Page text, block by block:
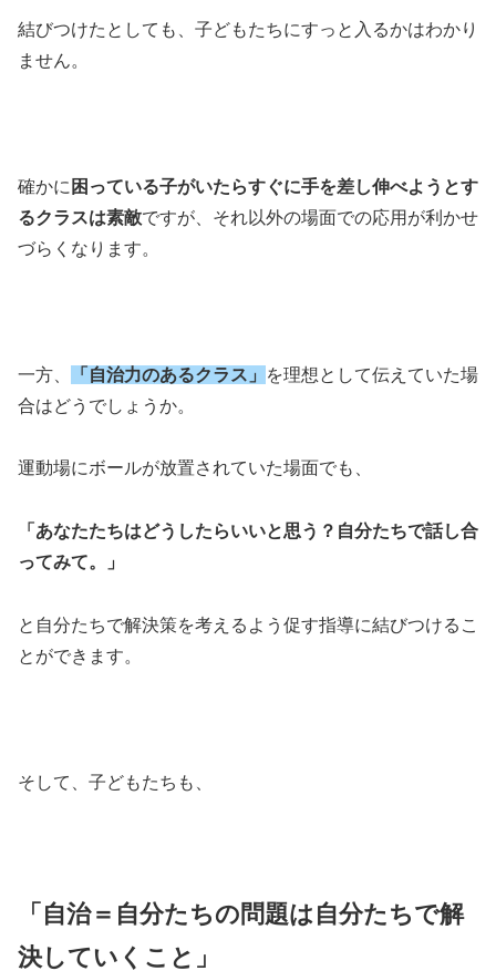
結びつけたとしても、子どもたちにすっと入るかはわかり
ません。
確かに 困っている子がいたらすぐに手を差し伸べようとす
るクラスは素敵ですが、それ以外の場面での応用が利かせ
づらくなります。
一方、 「自治力のあるクラス」
を理想として伝えていた場
合はどうでしょうか。
運動場にボールが放置されていた場面でも、
「あなたたちはどうしたらいいと思う？自分たちで話し合
ってみて。」
と自分たちで解決策を考えるよう促す指導に結びつけるこ
とができます。
そして、子どもたちも、
「自治＝自分たちの問題は自分たちで解
決していくこと」